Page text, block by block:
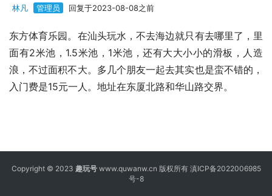
林凡 管理员 回复于2023-08-08之前
东方体育乐园。在汕头玩水，不去海边就只有去哪里了，里
面有2米池，1.5米池，1米池，还有大大小小的滑板，人造
浪，不过面积不大。多几个朋友一起去其实也是蛮不错的，
入门费是15元一人。地址在东厦北路和华山路交界。
Copyright © 2023 趣玩号www.quwanw.cn 版权所有 滇ICP备2022006985
号-8